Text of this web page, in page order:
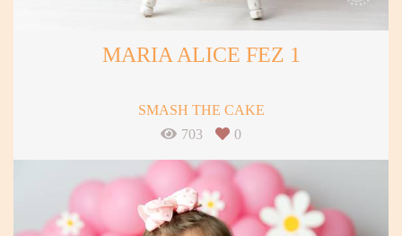
MARIA ALICE FEZ 1
SMASH THE CAKE
703
0